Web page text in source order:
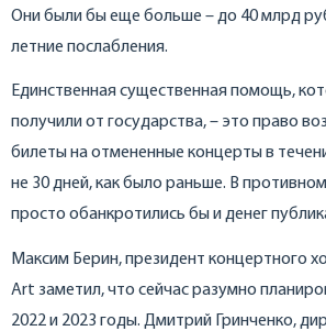
Они были бы еще больше – до 40 млрд
летние послабления.
Единственная существенная помощь,
получили от государства, – это право
билеты на отмененные концерты в
не 30 дней, как было раньше. В
просто обанкротились бы и денег
Максим Берин, президент концертного
Art заметил, что сейчас разумно
2022 и 2023 годы. Дмитрий Гринченко,